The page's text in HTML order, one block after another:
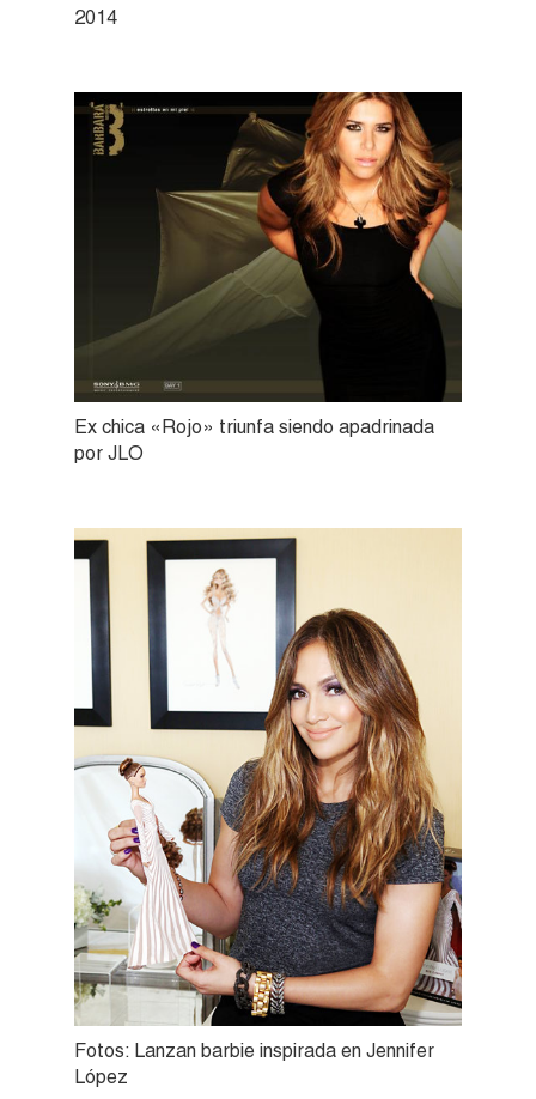
2014
Ex chica «Rojo» triunfa siendo apadrinada
por JLO
Fotos: Lanzan barbie inspirada en Jennifer
López